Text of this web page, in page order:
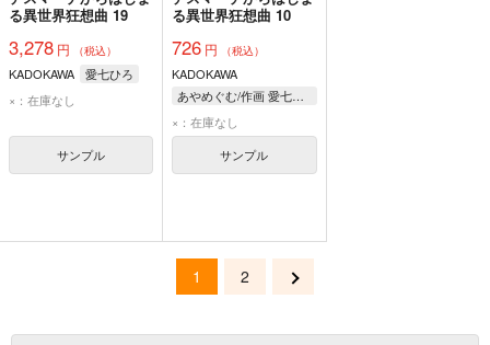
る異世界狂想曲 19
3,278 円 （税込）
KADOKAWA
愛七ひろ
×：在庫なし
サンプル
る異世界狂想曲 10
726 円 （税込）
KADOKAWA
あやめぐむ/作画 愛七ひろ/原作 shri/キャラクター原案
×：在庫なし
サンプル
1 2